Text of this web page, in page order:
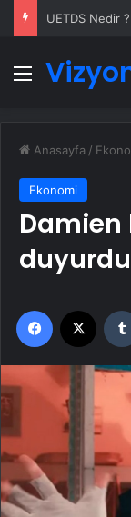
Menü
Anasayfa /
Ekonomi
Damien
Facebook